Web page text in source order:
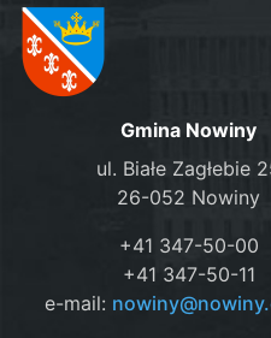
Gmina Nowiny
ul. Białe Zagłebie
26-052 Nowiny
+41 347-50-00
+41 347-50-11
e-mail: